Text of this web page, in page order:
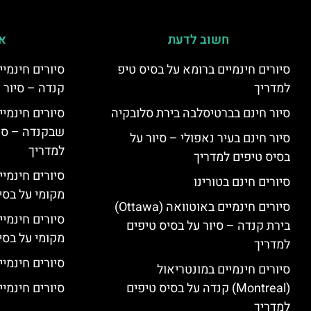
חשוב לדעת
סיורים חינמיים ברומא על בסיס טיפ
למדריך
סיור חינם בברטיסלבה בירת סלובקיה
סיור חינם בעיר נאפולי – סיור על
בסיס טיפים למדריך
סיורים חינם בטורינו
סיורים חינמיים באוטוואה (Ottawa)
בירת קנדה – סיור על בסיס טיפים
למדריך
סיורים חינמיים במונטריאול
(Montreal) קנדה על בסיס טיפים
קנדה –
שבקנדה –
למדריך
סיורים
מקומי על
סיורים
מקומי על
סיורים
סיורים